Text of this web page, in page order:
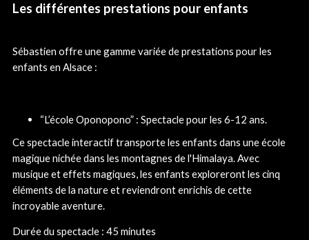
Les différentes prestations pour enfants
Sébastien offre une gamme variée de prestations pour les
enfants en Alsace :
“L’école Oponopono” : Spectacle pour les 6-12 ans.
Ce spectacle interactif transporte les enfants dans une école
magique nichée dans les montagnes de l'Himalaya. Avec
musique et effets magiques, les enfants exploreront les cinq
éléments de la nature et reviendront enrichis de cette
incroyable aventure.
Durée du spectacle : 45 minutes